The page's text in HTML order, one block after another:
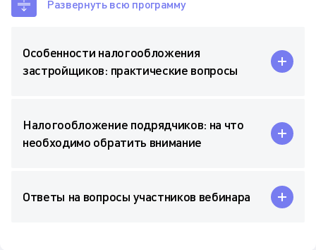
Развернуть всю программу
Особенности налогообложения
застройщиков: практические вопросы
Налогообложение подрядчиков: на что
необходимо обратить внимание
Ответы на вопросы участников вебинара